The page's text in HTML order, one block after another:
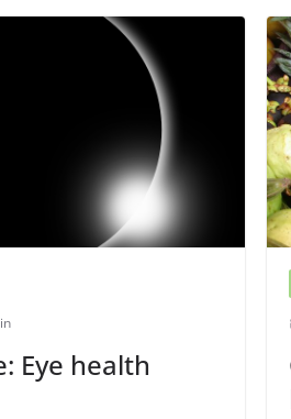
Eye health